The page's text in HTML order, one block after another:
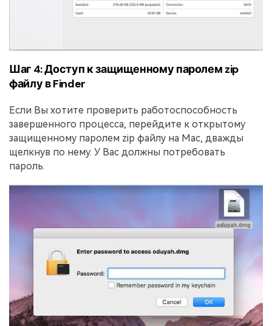
Шаг 4: Доступ к защищенному паролем zip
файлу в Finder
Если Вы хотите проверить работоспособность
завершенного процесса, перейдите к открытому
защищенному паролем zip файлу на Mac, дважды
щелкнув по нему. У Вас должны потребовать
пароль.